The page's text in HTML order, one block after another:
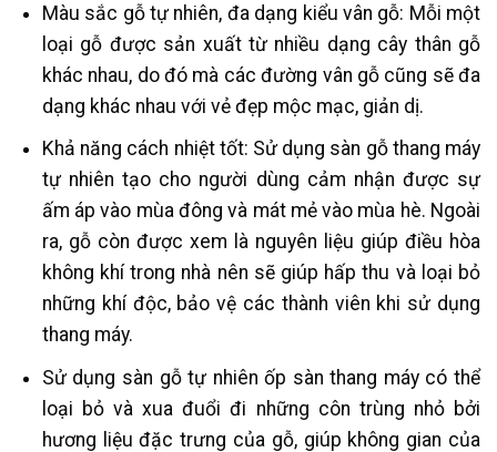
Màu sắc gỗ tự nhiên, đa dạng kiểu vân gỗ: Mỗi một
loại gỗ được sản xuất từ nhiều dạng cây thân gỗ
khác nhau, do đó mà các đường vân gỗ cũng sẽ đa
dạng khác nhau với vẻ đẹp mộc mạc, giản dị.
Khả năng cách nhiệt tốt: Sử dụng sàn gỗ thang máy
tự nhiên tạo cho người dùng cảm nhận được sự
ấm áp vào mùa đông và mát mẻ vào mùa hè. Ngoài
ra, gỗ còn được xem là nguyên liệu giúp điều hòa
không khí trong nhà nên sẽ giúp hấp thu và loại bỏ
những khí độc, bảo vệ các thành viên khi sử dụng
thang máy.
Sử dụng sàn gỗ tự nhiên ốp sàn thang máy có thể
loại bỏ và xua đuổi đi những côn trùng nhỏ bởi
hương liệu đặc trưng của gỗ, giúp không gian của